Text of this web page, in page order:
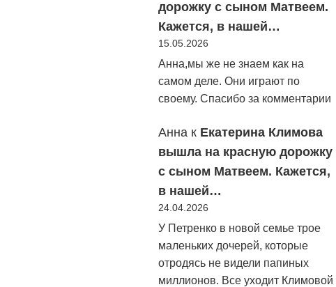
дорожку с сыном Матвеем.
Кажется, в нашей…
15.05.2026
Анна,мы же не знаем как на
самом деле. Они играют по
своему. Спасибо за комментарии
Анна к Екатерина Климова
вышла на красную дорожку
с сыном Матвеем. Кажется,
в нашей…
24.04.2026
У Петренко в новой семье трое
маленьких дочерей, которые
отродясь не видели папиных
миллионов. Все уходит Климовой